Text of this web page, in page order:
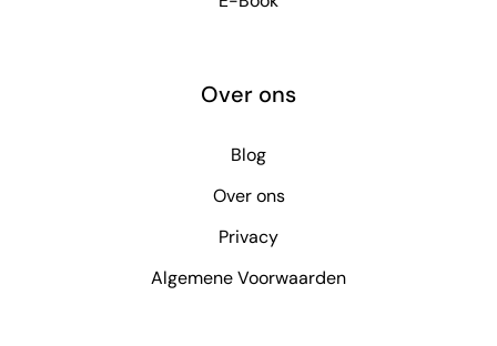
Over ons
Blog
Over ons
Privacy
Algemene Voorwaarden